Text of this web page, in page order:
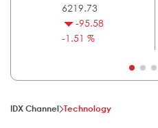
6219.73
-95.58
-1.51 %
IDX Channel Technology